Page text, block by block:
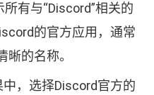
有与“Discord”相关的
的官方应用，通常
的名称。
，选择Discord官方的